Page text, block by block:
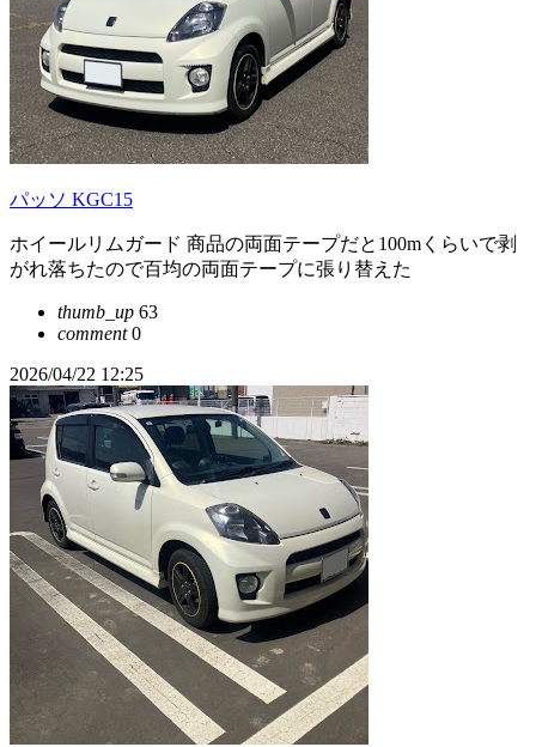
パッソ KGC15
ホイールリムガード 商品の両面テープだと100mくらいで剥
がれ落ちたので百均の両面テープに張り替えた
thumb_up 63
comment0
2026/04/22 12:25